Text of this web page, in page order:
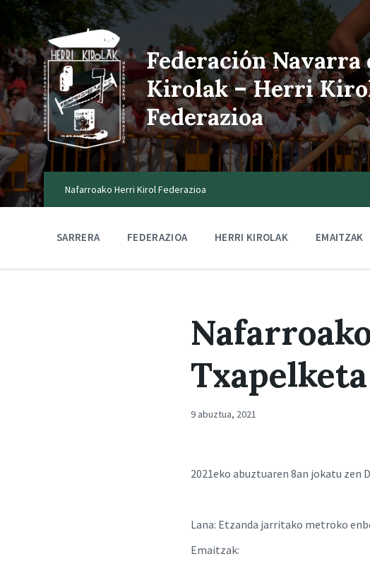
Federación
Kirolak – Herri
Federazioa
Nafarroako Herri Kirol Federazioa
SARRERA FEDERAZIOA HERRI KIROLAK EMAITZAK
9 abuztua, 2021
2021eko abuztuaren 8an jokatu zen
Lana: Etzanda jarritako metroko
Emaitzak: